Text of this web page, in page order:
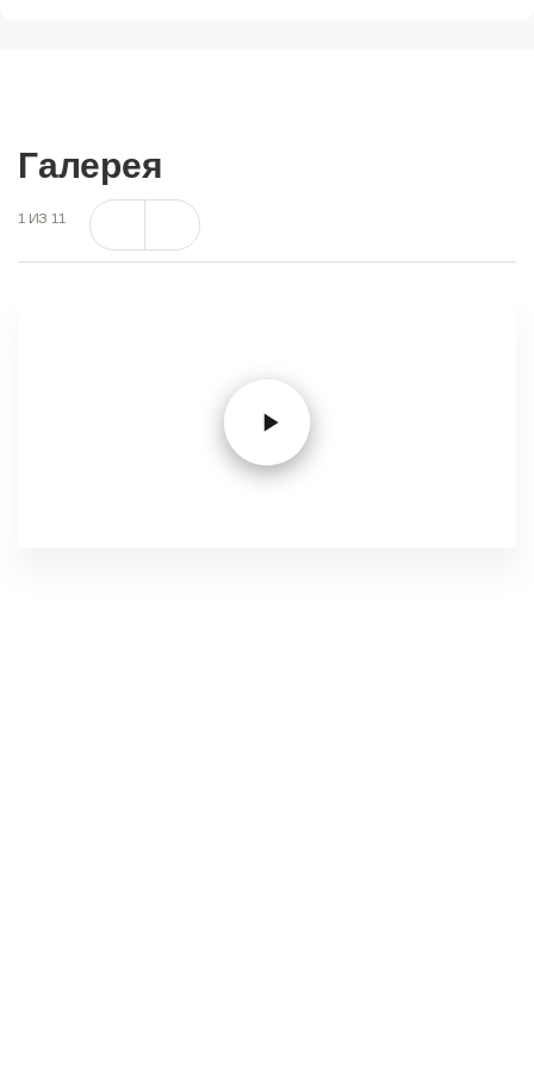
Галерея
1ИЗ 11